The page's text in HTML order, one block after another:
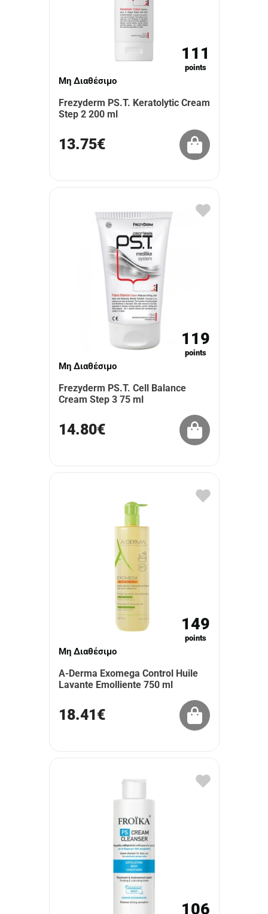
111
points
Μη Διαθέσιμο
Frezyderm PS.T. Keratolytic Cream
Step 2 200 ml
13.75€
119
points
Μη Διαθέσιμο
Frezyderm PS.T. Cell Balance
Cream Step 3 75 ml
14.80€
149
points
Μη Διαθέσιμο
A-Derma Exomega Control Huile
Lavante Emolliente 750 ml
18.41€
106